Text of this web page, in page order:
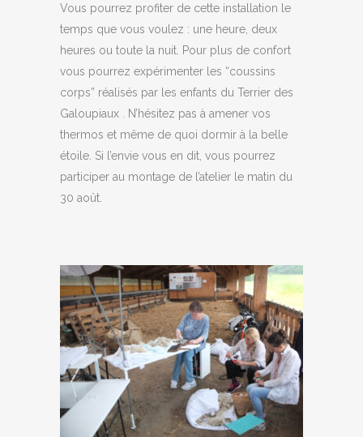
Vous pourrez profiter de cette installation le
temps que vous voulez : une heure, deux
heures ou toute la nuit. Pour plus de confort
vous pourrez expérimenter les “coussins
corps” réalisés par les enfants du Terrier des
Galoupiaux . N’hésitez pas à amener vos
thermos et même de quoi dormir à la belle
étoile. Si l’envie vous en dit, vous pourrez
participer au montage de l’atelier le matin du
30 août.